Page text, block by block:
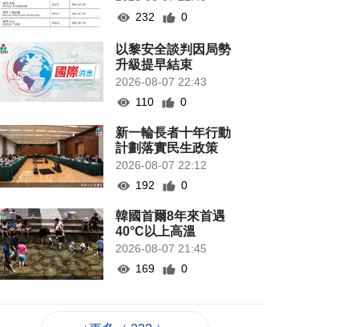
232
0
以黎安全談判因局勢
升級提早結束
2026-08-07 22:43
110
0
新一輪長者十年行動
計劃落實民生政策
2026-08-07 22:12
192
0
韓國首爾8年來首遇
40°C以上高溫
2026-08-07 21:45
169
0